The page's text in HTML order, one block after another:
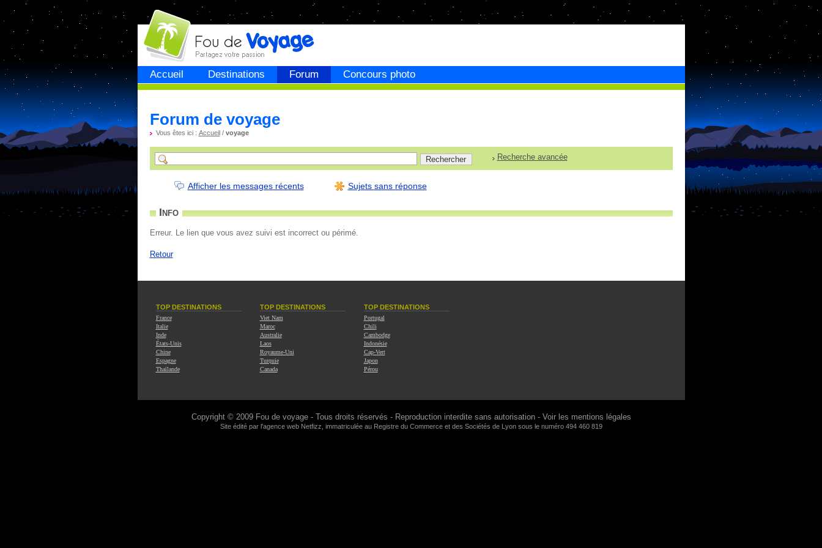
Accueil Destinations Forum Concours photo
Fou devoyage
Forum de voyage
Vous êtes ici : Accueil/ voyage
Recherche avancée
Afficher les messages récents Sujets sans réponse
Info
Erreur. Le lien que vous avez suivi est incorrect ou périmé.
Retour
TOP DESTINATIONS
France
Italie
Inde
États-Unis
Chine
Espagne
Thaïlande
TOP DESTINATIONS
Viet Nam
Maroc
Australie
Laos
Royaume-Uni
Turquie
Canada
TOP DESTINATIONS
Portugal
Chili
Cambodge
Indonésie
Cap-Vert
Japon
Pérou
Copyright © 2009 Fou de voyage- Tous droits réservés - Reproduction interdite sans autorisation - Voir les mentions légales
Site édité par l'agence web Netfizz , immatriculée au Registre du Commerce et des Sociétés de Lyon sous le numéro 494 460 819